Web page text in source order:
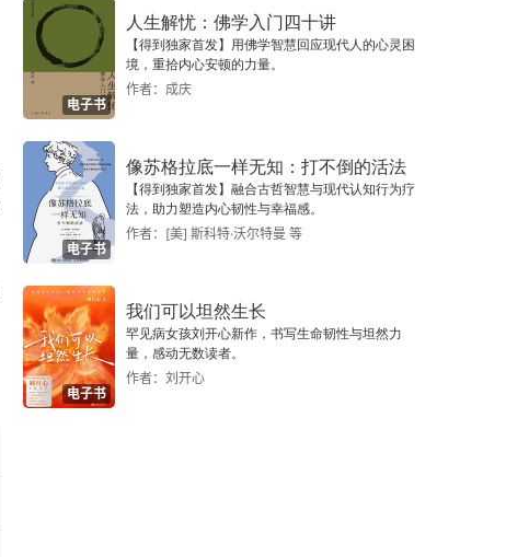
电子书
人生解忧：佛学入门四十讲
【得到独家首发】用佛学智慧回应现代人的心灵困
境，重拾内心安顿的力量。
作者：成庆
电子书
像苏格拉底一样无知：打不倒的活法
【得到独家首发】融合古哲智慧与现代认知行为疗
法，助力塑造内心韧性与幸福感。
作者：[美] 斯科特·沃尔特曼 等
电子书
我们可以坦然生长
罕见病女孩刘开心新作，书写生命韧性与坦然力
量，感动无数读者。
作者：刘开心